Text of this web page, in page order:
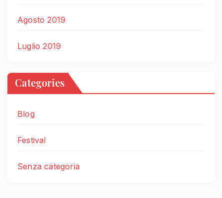
Agosto 2019
Luglio 2019
Categories
Blog
Festival
Senza categoria